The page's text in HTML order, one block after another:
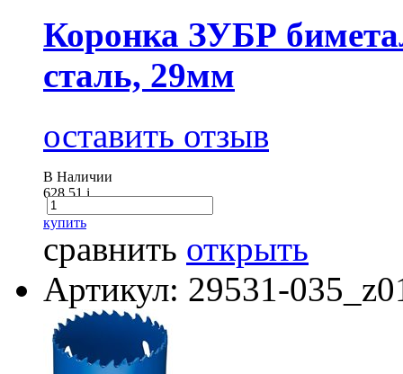
Коронка ЗУБР
сталь, 29мм
оставить отзыв
В Наличии
628.51i
купить
сравнить открыть
Артикул: 29531-